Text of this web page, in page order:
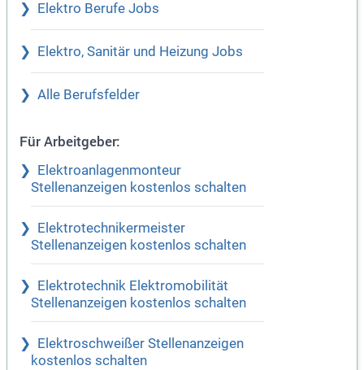
Elektro Berufe Jobs
Elektro, Sanitär und Heizung Jobs
Alle Berufsfelder
Für Arbeitgeber:
Elektroanlagenmonteur
Stellenanzeigen kostenlos schalten
Elektrotechnikermeister
Stellenanzeigen kostenlos schalten
Elektrotechnik Elektromobilität
Stellenanzeigen kostenlos schalten
Elektroschweißer Stellenanzeigen
kostenlos schalten